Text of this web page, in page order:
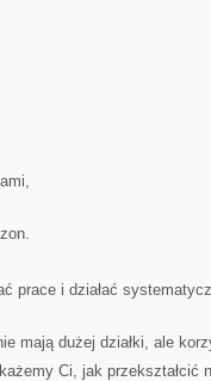
prace i działać
mają dużej działki, ale
Ci, jak przekształcić